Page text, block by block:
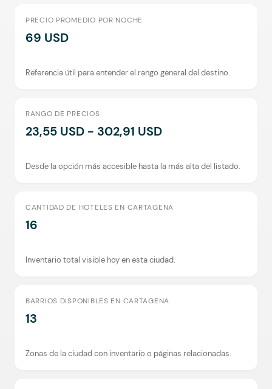
PRECIO PROMEDIO POR NOCHE
69 USD
Referencia útil para entender el rango general del destino.
RANGO DE PRECIOS
23,55 USD - 302,91 USD
Desde la opción más accesible hasta la más alta del listado.
CANTIDAD DE HOTELES EN CARTAGENA
16
Inventario total visible hoy en esta ciudad.
BARRIOS DISPONIBLES EN CARTAGENA
13
Zonas de la ciudad con inventario o páginas relacionadas.